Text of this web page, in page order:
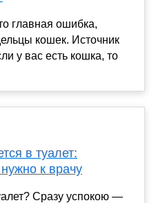
главная ошибка,
кошек. Источник
у вас есть кошка, то
в туалет:
к врачу
Сразу успокою —